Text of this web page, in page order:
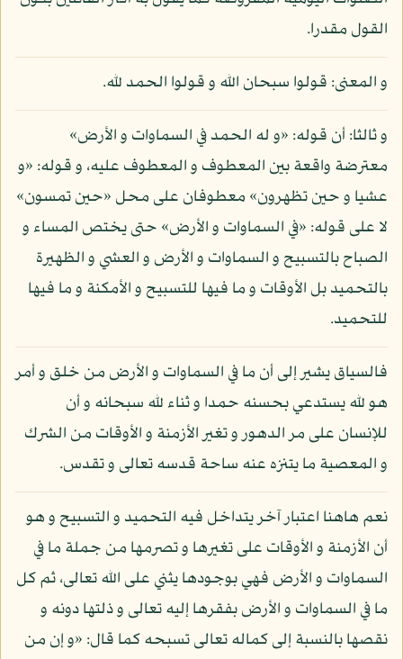
القول مقدرا.
و المعنى: قولوا سبحان الله و قولوا الحمد لله.
و ثالثا: أن قوله: «و له الحمد في السماوات و الأرض»
معترضة واقعة بين المعطوف و المعطوف عليه، و قوله: «و
عشيا و حين تظهرون» معطوفان على محل «حين تمسون»
لا على قوله: «في السماوات و الأرض» حتى يختص المساء و
الصباح بالتسبيح و السماوات و الأرض و العشي و الظهيرة
بالتحميد بل الأوقات و ما فيها للتسبيح و الأمكنة و ما فيها
للتحميد.
فالسياق يشير إلى أن ما في السماوات و الأرض من خلق و أمر
هو لله يستدعي بحسنه حمدا و ثناء لله سبحانه و أن
للإنسان على مر الدهور و تغير الأزمنة و الأوقات من الشرك
و المعصية ما يتنزه عنه ساحة قدسه تعالى و تقدس.
نعم هاهنا اعتبار آخر يتداخل فيه التحميد و التسبيح و هو
أن الأزمنة و الأوقات على تغيرها و تصرمها من جملة ما في
السماوات و الأرض فهي بوجودها يثني على الله تعالى، ثم كل
ما في السماوات و الأرض بفقرها إليه تعالى و ذلتها دونه و
نقصها بالنسبة إلى كماله تعالى تسبحه كما قال: «و إن من